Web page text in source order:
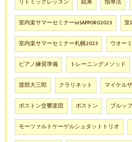
室内楽サマーセミナーinSAPPORO2023 室
室内楽サマーセミナー札幌2023 ウオー
ピアノ練習準備 トレーニングメソッド
渡部大三郎 クラリネット マイケル
ボストン交響楽団 ボストン ブルッフ
モーツァルトケーゲルシュタットトリオ